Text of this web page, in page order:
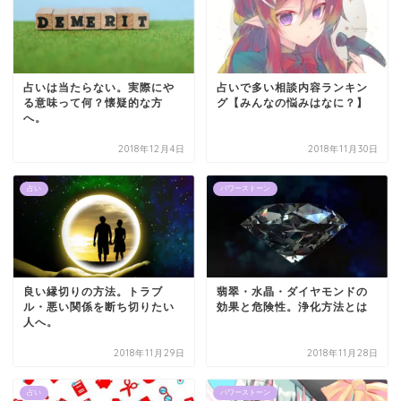
占いは当たらない。実際にや
る意味って何？懐疑的な方
へ。
2018年12月4日
占いで多い相談内容ランキン
グ【みんなの悩みはなに？】
2018年11月30日
占い
良い縁切りの方法。トラブ
ル・悪い関係を断ち切りたい
人へ。
2018年11月29日
パワーストーン
翡翠・水晶・ダイヤモンドの
効果と危険性。浄化方法とは
2018年11月28日
占い パワーストーン